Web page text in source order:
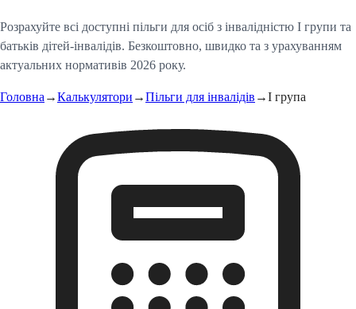
Розрахуйте всі доступні пільги для осіб з інвалідністю I групи та
батьків дітей-інвалідів. Безкоштовно, швидко та з урахуванням
актуальних нормативів 2026 року.
Головна→Калькулятори →Пільги для інвалідів →I група